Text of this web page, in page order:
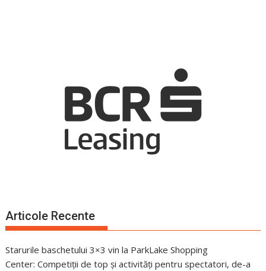
Articole Recente
Starurile baschetului 3×3 vin la ParkLake Shopping
Center: Competiții de top și activități pentru spectatori, de-a